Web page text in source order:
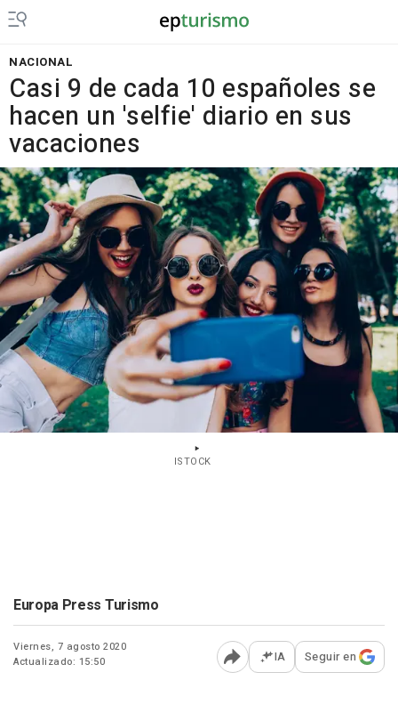
NACIONAL
Casi 9 de cada 10 españoles se
hacen un 'selfie' diario en sus
vacaciones
ISTOCK
Europa Press Turismo
Viernes, 7 agosto 2020
Actualizado: 15:50
Abrir opciones para
IA Seguir en